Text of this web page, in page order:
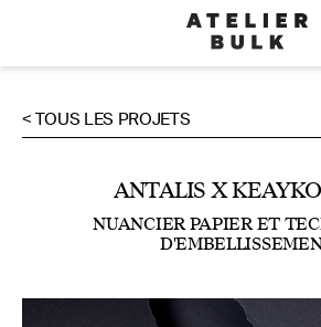
< TOUS LES PROJETS
ANTALIS X
NUANCIER PAPIER ET